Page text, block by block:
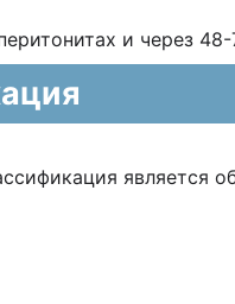
и через
является